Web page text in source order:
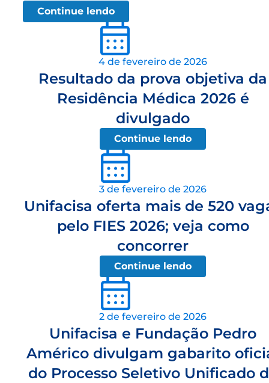
Continue lendo
4 de fevereiro de 2026
Resultado da prova objetiva da
Residência Médica 2026 é
divulgado
Continue lendo
3 de fevereiro de 2026
Unifacisa oferta mais de 520
pelo FIES 2026; veja como
concorrer
Continue lendo
2 de fevereiro de 2026
Unifacisa e Fundação Pedro
Américo divulgam gabarito
do Processo Seletivo Unificado